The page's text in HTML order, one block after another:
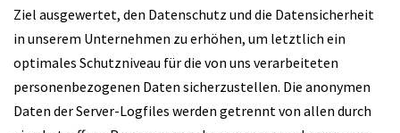
Ziel ausgewertet, den Datenschutz und die Datensicherheit
in unserem Unternehmen zu erhöhen, um letztlich ein
optimales Schutzniveau für die von uns verarbeiteten
personenbezogenen Daten sicherzustellen. Die anonymen
Daten der Server-Logfiles werden getrennt von allen durch